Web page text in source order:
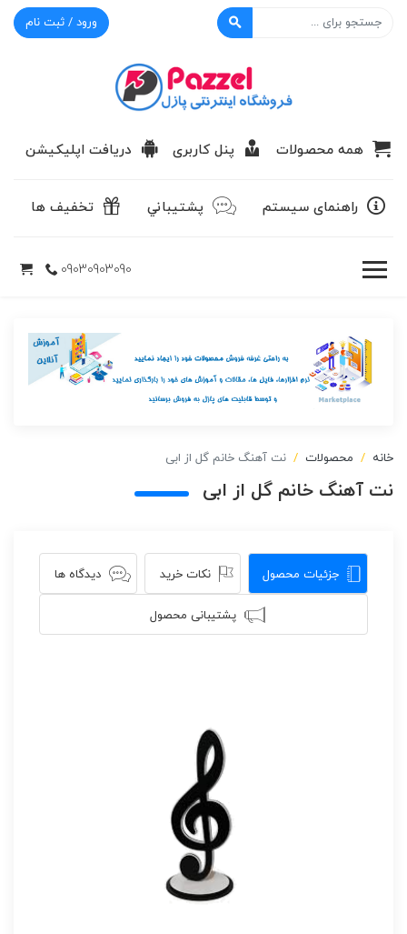
ورود / ثبت نام
همه محصولات پنل کاربری دریافت اپلیکیشن
راهنمای سیستم پشتيباني تخفیف ها
09030903090
خانه محصولات نت آهنگ خانم گل از ابی
نت آهنگ خانم گل از ابی
جزئیات محصول نکات خرید دیدگاه ها
پشتیبانی محصول